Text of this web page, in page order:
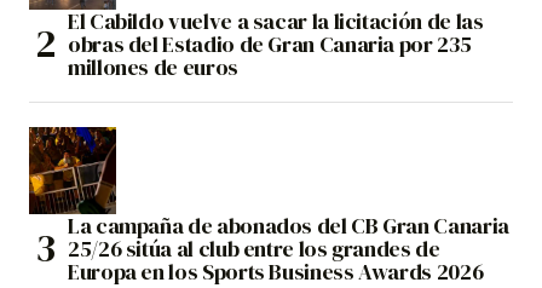
El Cabildo vuelve a sacar la licitación de las
obras del Estadio de Gran Canaria por 235
millones de euros
La campaña de abonados del CB Gran Canaria
25/26 sitúa al club entre los grandes de
Europa en los Sports Business Awards 2026